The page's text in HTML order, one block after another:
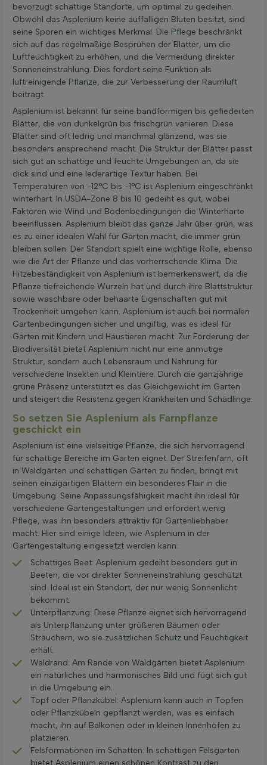
bevorzugt schattige Standorte, um optimal zu gedeihen.
Obwohl das Asplenium keine auffälligen Blüten besitzt, sind
seine Sporen ein wichtiges Merkmal. Die Pflege beschränkt
sich auf das regelmäßige Besprühen der Blätter, um die
Luftfeuchtigkeit zu erhöhen, und die Vermeidung direkter
Sonneneinstrahlung. Dies fördert seine Funktion als
luftreinigende Pflanze, die zur Verbesserung der Raumluft
beiträgt.
Asplenium ist bekannt für seine bandförmigen bis gefiederten
Blätter, die von dunkelgrün bis frischgrün variieren. Diese
Blätter sind oft ledrig und manchmal glänzend, was sie
besonders ansprechend macht. Die Struktur der Blätter passt
sich gut an schattige und feuchte Umgebungen an, da sie
dick sind und eine lederartige Textur haben. Bei
Temperaturen von -12°C bis -1°C ist Asplenium eingeschränkt
winterhart. In USDA-Zone 8 bis 10 gedeiht es gut, wobei
Faktoren wie Wind und Bodenbedingungen die Winterhärte
beeinflussen. Asplenium bleibt das ganze Jahr über grün, was
es zu einer idealen Wahl für Gärten macht, die immer grün
bleiben sollen. Der Standort spielt eine wichtige Rolle, ebenso
wie die Art der Pflanze und das vorherrschende Klima. Die
Hitzebeständigkeit von Asplenium ist bemerkenswert, da die
Pflanze tiefreichende Wurzeln hat und durch ihre Blattstruktur
sowie waschbare oder behaarte Eigenschaften gut mit
Trockenheit umgehen kann. Asplenium ist auch bei normalen
Gartenbedingungen sicher und ungiftig, was es ideal für
Gärten mit Kindern und Haustieren macht. Zur Förderung der
Biodiversität bietet Asplenium nicht nur eine anmutige
Struktur, sondern auch Lebensraum und Nahrung für
verschiedene Insekten und Kleintiere. Durch die ganzjährige
grüne Präsenz unterstützt es das Gleichgewicht im Garten
und steigert die Resistenz gegen Krankheiten und Schädlinge.
So setzen Sie Asplenium als Farnpflanze
geschickt ein
Asplenium ist eine vielseitige Pflanze, die sich hervorragend
für schattige Bereiche im Garten eignet. Der Streifenfarn, oft
in Waldgärten und schattigen Gärten zu finden, bringt mit
seinen einzigartigen Blättern ein besonderes Flair in die
Umgebung. Seine Anpassungsfähigkeit macht ihn ideal für
verschiedene Gartengestaltungen und erfordert wenig
Pflege, was ihn besonders attraktiv für Gartenliebhaber
macht. Hier sind einige Ideen, wie Asplenium in der
Gartengestaltung eingesetzt werden kann:
Schattiges Beet: Asplenium gedeiht besonders gut in
Beeten, die vor direkter Sonneneinstrahlung geschützt
sind. Ideal ist ein Standort, der nur wenig Sonnenlicht
bekommt.
Unterpflanzung: Diese Pflanze eignet sich hervorragend
als Unterpflanzung unter größeren Bäumen oder
Sträuchern, wo sie zusätzlichen Schutz und Feuchtigkeit
erhält.
Waldrand: Am Rande von Waldgärten bietet Asplenium
ein natürliches und harmonisches Bild und fügt sich gut
in die Umgebung ein.
Topf oder Pflanzkübel: Asplenium kann auch in Töpfen
oder Pflanzkübeln gepflanzt werden, was es einfach
macht, ihn auf Balkonen oder in kleinen Innenhöfen zu
platzieren.
Felsformationen im Schatten: In schattigen Felsgärten